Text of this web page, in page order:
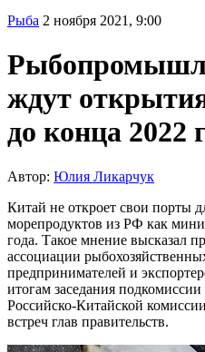
Рыба 2 ноября 2021, 9:00
ждут
до конца 2022
Автор: Юлия Ликарчук
Китай не откроет свои порты
морепродуктов из РФ как
года. Такое мнение высказал
ассоциации
предпринимателей и
итогам заседания подкомиссии
Российско-Китайской
встреч глав правительств.